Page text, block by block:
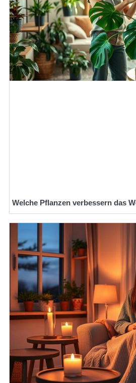
Welche Pflanzen verbessern das